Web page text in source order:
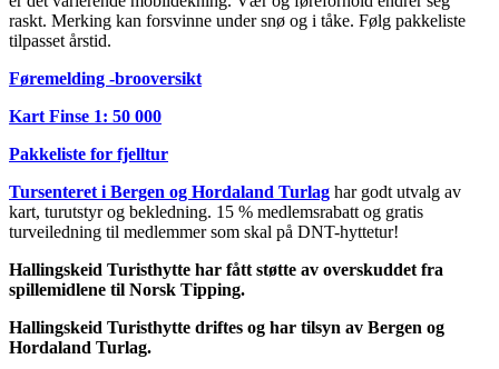
raskt. Merking kan forsvinne under snø og i tåke. Følg pakkeliste
tilpasset årstid.
Føremelding -brooversikt
Kart Finse 1: 50 000
Pakkeliste for fjelltur
Tursenteret i Bergen og Hordaland Turlag har godt utvalg av
kart, turutstyr og bekledning. 15 % medlemsrabatt og gratis
turveiledning til medlemmer som skal på DNT-hyttetur!
Hallingskeid Turisthytte har fått støtte av overskuddet fra
spillemidlene til Norsk Tipping.
Hallingskeid Turisthytte driftes og har tilsyn av Bergen og
Hordaland Turlag.